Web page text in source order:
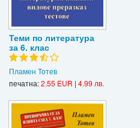
Теми по литература
за 6. клас
Пламен Тотев
печатна:2.55 EUR | 4.99 лв.